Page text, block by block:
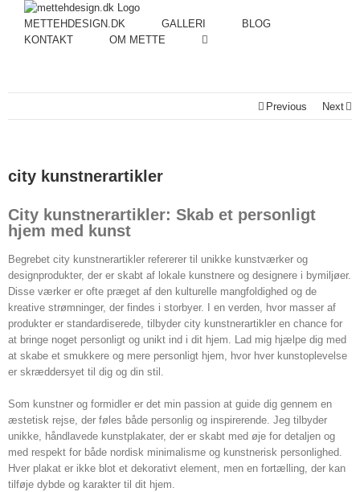
METTEHDESIGN.DK GALLERI
BLOG
KONTAKT
OM METTE
Previous Next
city kunstnerartikler
City kunstnerartikler: Skab et personligt
hjem med kunst
Begrebet city kunstnerartikler refererer til unikke kunstværker og
designprodukter, der er skabt af lokale kunstnere og designere i bymiljøer.
Disse værker er ofte præget af den kulturelle mangfoldighed og de
kreative strømninger, der findes i storbyer. I en verden, hvor masser af
produkter er standardiserede, tilbyder city kunstnerartikler en chance for
at bringe noget personligt og unikt ind i dit hjem. Lad mig hjælpe dig med
at skabe et smukkere og mere personligt hjem, hvor hver kunstoplevelse
er skræddersyet til dig og din stil.
Som kunstner og formidler er det min passion at guide dig gennem en
æstetisk rejse, der føles både personlig og inspirerende. Jeg tilbyder
unikke, håndlavede kunstplakater, der er skabt med øje for detaljen og
med respekt for både nordisk minimalisme og kunstnerisk personlighed.
Hver plakat er ikke blot et dekorativt element, men en fortælling, der kan
tilføje dybde og karakter til dit hjem.